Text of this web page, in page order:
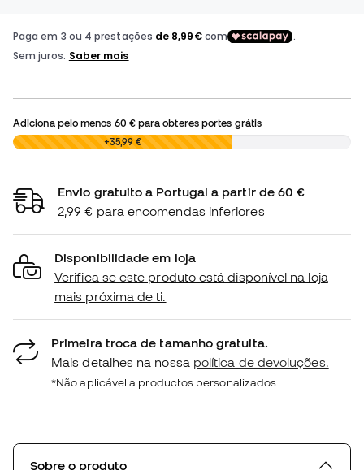
Adiciona pelo menos 60 €para obteres portes grátis
0,00 € +35,99 €
Envio gratuito a Portugal a partir de 60 €
2,99 € para encomendas inferiores
Disponibilidade em loja
Verifica se este produto está disponível na loja
mais próxima de ti.
Primeira troca de tamanho gratuita.
Mais detalhes na nossa política de devoluções.
*Não aplicável a productos personalizados.
Sobre o produto